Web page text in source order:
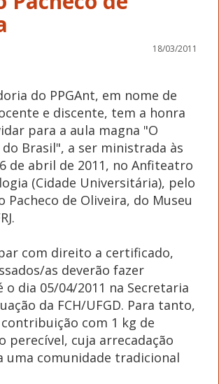
18/03/2011
do PPGAnt, em nome de
e discente, tem a honra
para a aula magna "O
Brasil", a ser ministrada às
de abril de 2011, no Anfiteatro
(Cidade Universitária), pelo
Pacheco de Oliveira, do Museu
com direito a certificado,
as deverão fazer
o dia 05/04/2011 na Secretaria
da FCH/UFGD. Para tanto,
com 1 kg de
perecível, cuja arrecadação
uma comunidade tradicional